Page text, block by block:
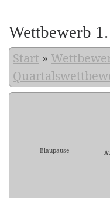
Wettbewerb
Start »
Blaupause